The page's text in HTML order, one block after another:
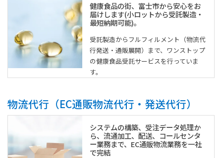
健康食品の街、富士市から安心をお
届けします(小ロットから受託製造・
最短納期可能)。
受託製造からフルフィルメント（物流代
行発送・通販展開）まで、ワンストップ
の健康食品受託サービスを行っていま
す。
物流代行（EC通販物流代行・発送代行）
システムの構築、受注データ処理か
ら、流通加工、配送、コールセンタ
ー業務まで、EC通販物流業務を一社
で完結